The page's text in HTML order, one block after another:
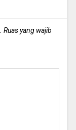
Ruas yang wajib